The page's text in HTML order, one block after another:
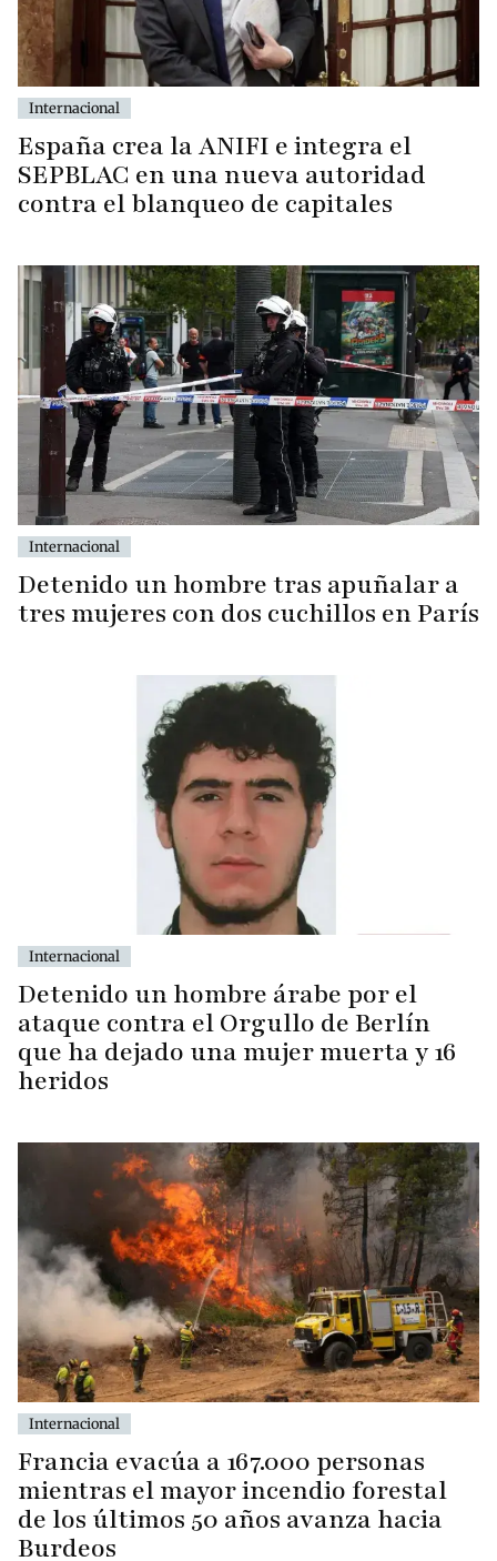
Internacional
España crea la ANIFI e integra el
SEPBLAC en una nueva autoridad
contra el blanqueo de capitales
Internacional
Detenido un hombre tras apuñalar a
tres mujeres con dos cuchillos en París
Internacional
Detenido un hombre árabe por el
ataque contra el Orgullo de Berlín
que ha dejado una mujer muerta y 16
heridos
Internacional
Francia evacúa a 167.000 personas
mientras el mayor incendio forestal
de los últimos 50 años avanza hacia
Burdeos